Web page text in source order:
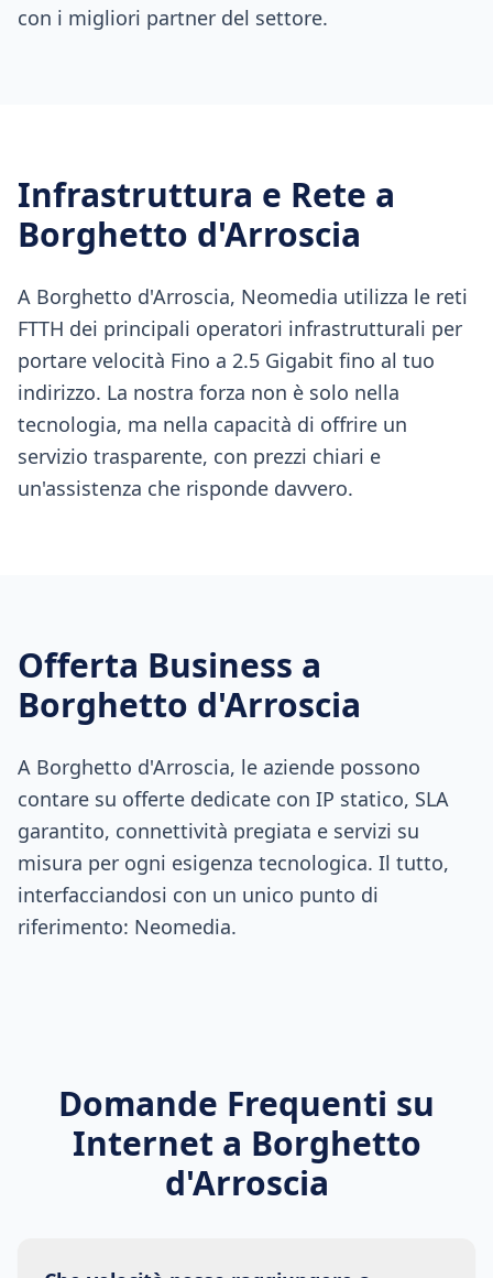
con i migliori partner del settore.
Infrastruttura e Rete a
Borghetto d'Arroscia
A Borghetto d'Arroscia, Neomedia utilizza le reti
FTTH dei principali operatori infrastrutturali per
portare velocità Fino a 2.5 Gigabit fino al tuo
indirizzo. La nostra forza non è solo nella
tecnologia, ma nella capacità di offrire un
servizio trasparente, con prezzi chiari e
un'assistenza che risponde davvero.
Offerta Business a
Borghetto d'Arroscia
A Borghetto d'Arroscia, le aziende possono
contare su offerte dedicate con IP statico, SLA
garantito, connettività pregiata e servizi su
misura per ogni esigenza tecnologica. Il tutto,
interfacciandosi con un unico punto di
riferimento: Neomedia.
Domande Frequenti su
Internet a Borghetto
d'Arroscia